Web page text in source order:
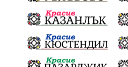
почит Актуално
Конституционен съд ВиК
Радослав Ревански